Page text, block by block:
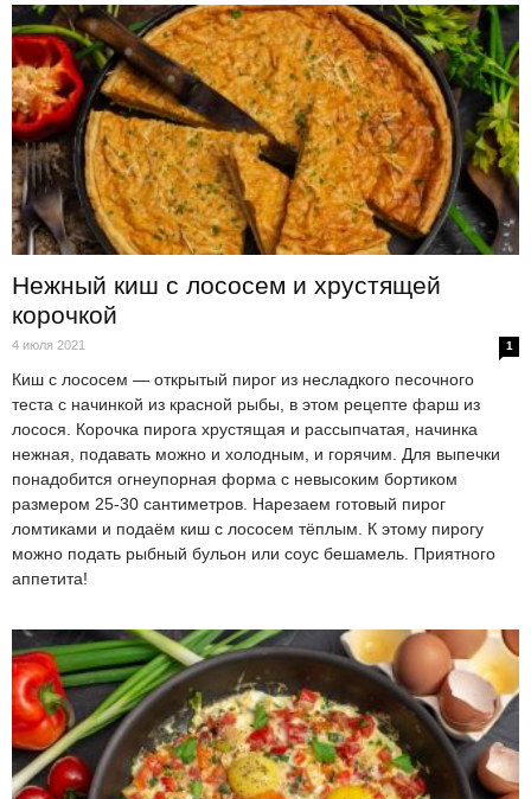
Нежный киш с лососем и хрустящей
корочкой
4 июля 2021 1
Киш с лососем — открытый пирог из несладкого песочного
теста с начинкой из красной рыбы, в этом рецепте фарш из
лосося. Корочка пирога хрустящая и рассыпчатая, начинка
нежная, подавать можно и холодным, и горячим. Для выпечки
понадобится огнеупорная форма с невысоким бортиком
размером 25-30 сантиметров. Нарезаем готовый пирог
ломтиками и подаём киш с лососем тёплым. К этому пирогу
можно подать рыбный бульон или соус бешамель. Приятного
аппетита!